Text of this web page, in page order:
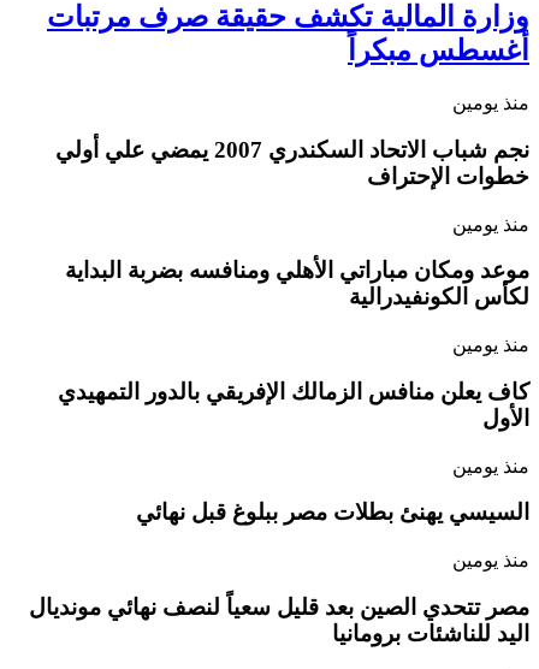
وزارة المالية تكشف حقيقة صرف مرتبات
أغسطس مبكراً
منذ يومين
نجم شباب الاتحاد السكندري 2007 يمضي علي أولي
خطوات الإحتراف
منذ يومين
موعد ومكان مباراتي الأهلي ومنافسه بضربة البداية
لكأس الكونفيدرالية
منذ يومين
كاف يعلن منافس الزمالك الإفريقي بالدور التمهيدي
الأول
منذ يومين
السيسي يهنئ بطلات مصر ببلوغ قبل نهائي
منذ يومين
مصر تتحدي الصين بعد قليل سعياً لنصف نهائي مونديال
اليد للناشئات برومانيا